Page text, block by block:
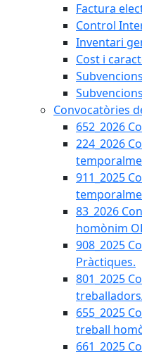
Factura
Control
Inventari
Cost i
Convocatòries
652_2026
224_2026
911_2025
83_2026
homònim
908_2025
Pràctiques.
801_2025
655_2025
treball
661_2025